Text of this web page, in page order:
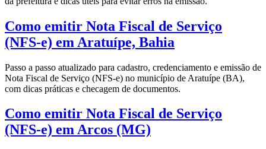
Como emitir Nota Fiscal de Serviço
(NFS-e) em Aratuípe, Bahia
Passo a passo atualizado para cadastro, credenciamento e emissão de
Nota Fiscal de Serviço (NFS-e) no município de Aratuípe (BA),
com dicas práticas e checagem de documentos.
Como emitir Nota Fiscal de Serviço
(NFS-e) em Arcos (MG)